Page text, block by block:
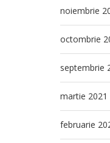
noiembrie
octombrie
septembrie
martie 2021
februarie